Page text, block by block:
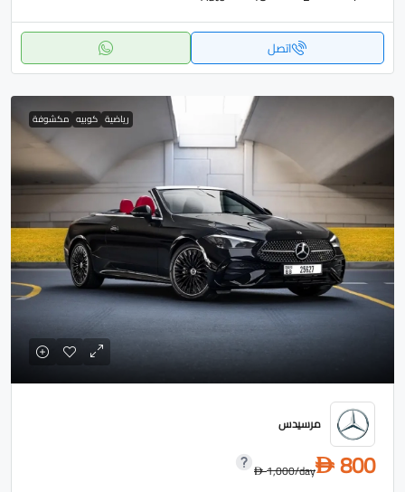
اتصل
رياضية كوبيه مكشوفة
مرسيدس
D 800
D1,000/day